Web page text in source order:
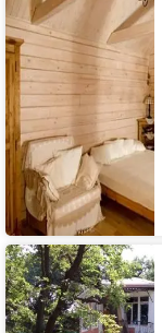
сезона
Гостевой
дом
Лукоморье